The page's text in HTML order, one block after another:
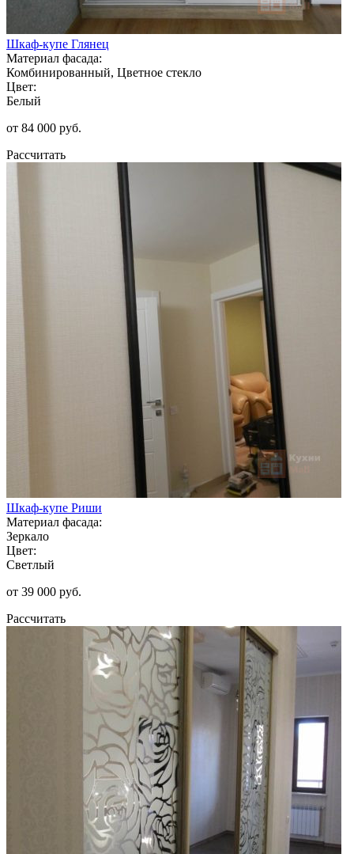
Шкаф-купе Глянец
Материал фасада:
Комбинированный, Цветное стекло
Цвет:
Белый
от 84 000 руб.
Рассчитать
Шкаф-купе Риши
Материал фасада:
Зеркало
Цвет:
Светлый
от 39 000 руб.
Рассчитать